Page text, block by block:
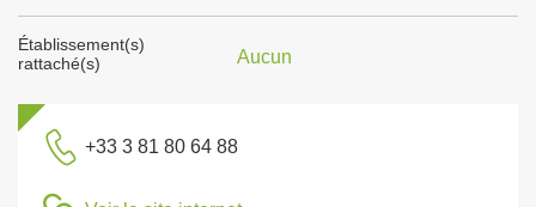
Établissement(s)
rattaché(s)
Aucun
+33 3 81 80 64 88